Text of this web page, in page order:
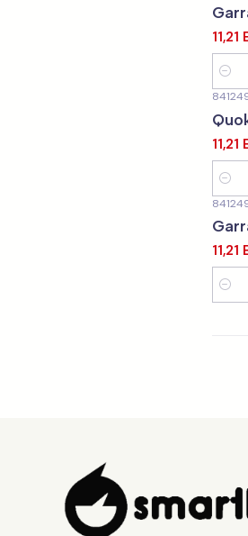
11,21
11,21
-25%
11,21